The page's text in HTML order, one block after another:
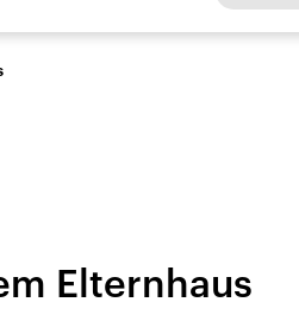
Europa
Iran
Elternhaus